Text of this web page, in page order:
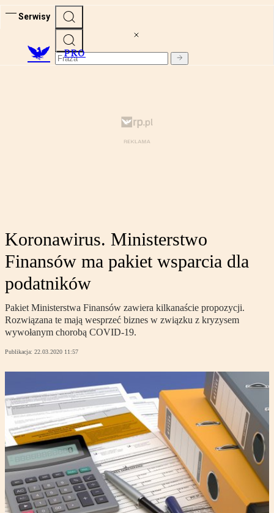
Serwisy
PRO
Koronawirus. Ministerstwo
Finansów ma pakiet wsparcia dla
podatników
Pakiet Ministerstwa Finansów zawiera kilkanaście propozycji.
Rozwiązana te mają wesprzeć biznes w związku z kryzysem
wywołanym chorobą COVID-19.
Publikacja: 22.03.2020 11:57